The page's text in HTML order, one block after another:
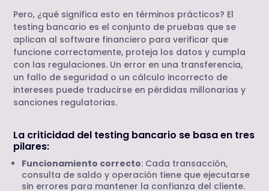
Pero, ¿qué significa esto en términos prácticos? El
testing bancario es el conjunto de pruebas que se
aplican al software financiero para verificar que
funcione correctamente, proteja los datos y cumpla
con las regulaciones. Un error en una transferencia,
un fallo de seguridad o un cálculo incorrecto de
intereses puede traducirse en pérdidas millonarias y
sanciones regulatorias.
La criticidad del testing bancario se basa en tres
pilares:
Funcionamiento correcto: Cada transacción,
consulta de saldo y operación tiene que ejecutarse
sin errores para mantener la confianza del cliente.